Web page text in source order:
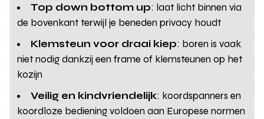
Top down bottom up: laat licht binnen via
de bovenkant terwijl je beneden privacy houdt
Klemsteun voor draai kiep: boren is vaak
niet nodig dankzij een frame of klemsteunen op het
kozijn
Veilig en kindvriendelijk: koordspanners en
koordloze bediening voldoen aan Europese normen